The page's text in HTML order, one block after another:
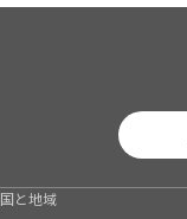
国と地域